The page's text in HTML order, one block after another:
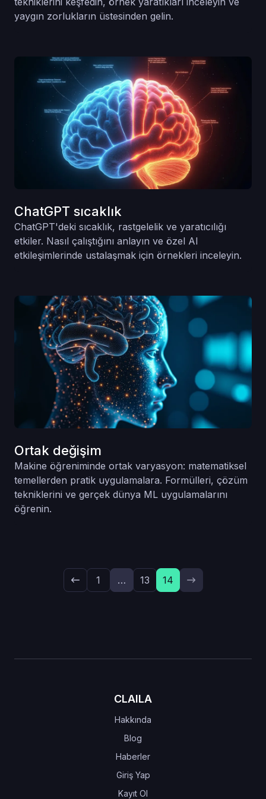
yaygın zorlukların üstesinden gelin.
ChatGPT sıcaklık
ChatGPT'deki sıcaklık, rastgelelik ve yaratıcılığı
etkiler. Nasıl çalıştığını anlayın ve özel AI
etkileşimlerinde ustalaşmak için örnekleri inceleyin.
Ortak değişim
Makine öğreniminde ortak varyasyon: matematiksel
temellerden pratik uygulamalara. Formülleri, çözüm
tekniklerini ve gerçek dünya ML uygulamalarını
öğrenin.
1 … 13 14
CLAILA
Hakkında
Blog
Haberler
Giriş Yap
Kayıt Ol